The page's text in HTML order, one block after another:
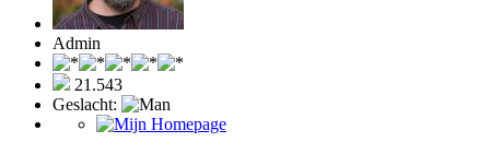
Admin
21.543
Geslacht: